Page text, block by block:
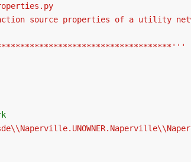
source properties of a utility